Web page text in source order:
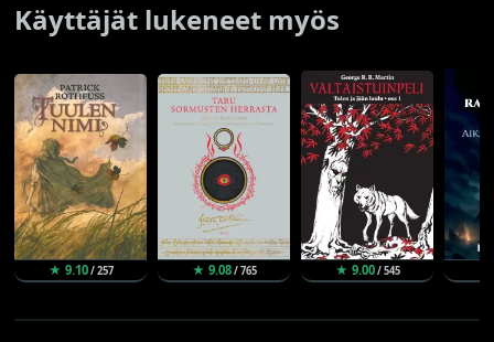
Käyttäjät lukeneet myös
★ 9.10/ 257 ★ 9.08/ 765 ★ 9.00/ 545